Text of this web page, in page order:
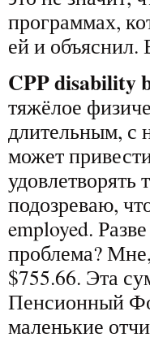
программах,
ей и объяснил.
CPP disability
тяжёлое
длительным, с
может
подозреваю,
employed.
проблема?
$755.66. Эта
Пенсионный
маленькие